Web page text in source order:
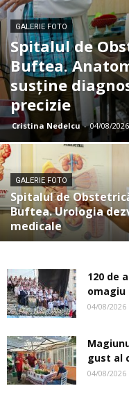
GALERIE FOTO
Spitalul de
Buftea.
susţine
precizie
Cristina Nedelcu - 04/08/2026
GALERIE FOTO
Spitalul de
Buftea. Urologia
medicale
120 de
04/08/2026
gust al
04/08/2026